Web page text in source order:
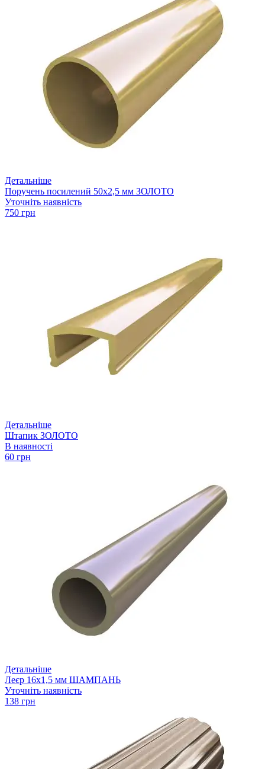
Детальніше
Поручень посилений 50х2,5 мм ЗОЛОТО
Уточніть наявність
750 грн
Детальніше
Штапик ЗОЛОТО
В наявності
60 грн
Детальніше
Леєр 16х1,5 мм ШАМПАНЬ
Уточніть наявність
138 грн